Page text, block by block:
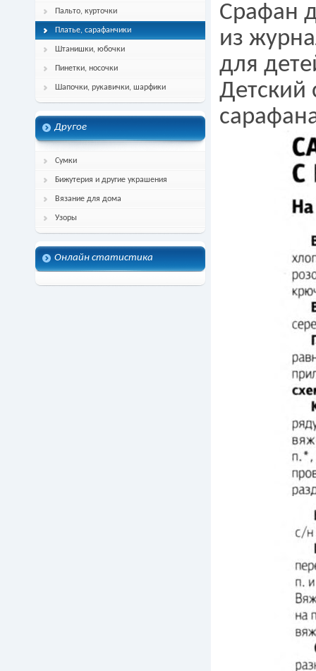
Пальто, курточки
Платье, сарафанчики
Штанишки, юбочки
Пинетки, носочки
Шапочки, рукавички, шарфики
Другое
Сумки
Бижутерия и другие украшения
Вязание для дома
Узоры
Онлайн статистика
Срафан
из
для
Детский